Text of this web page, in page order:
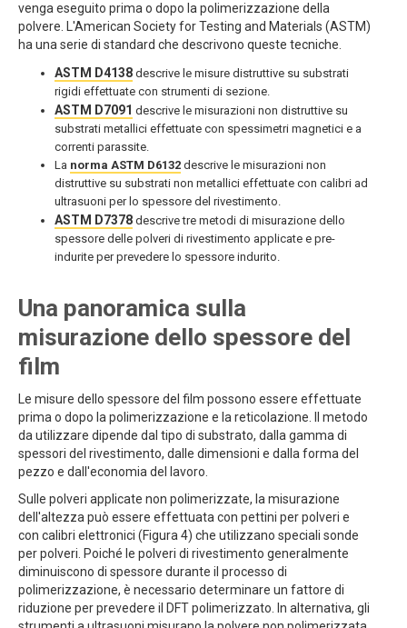
venga eseguito prima o dopo la polimerizzazione della
polvere. L'American Society for Testing and Materials (ASTM)
ha una serie di standard che descrivono queste tecniche.
ASTM D4138 descrive le misure distruttive su substrati
rigidi effettuate con strumenti di sezione.
ASTM D7091 descrive le misurazioni non distruttive su
substrati metallici effettuate con spessimetri magnetici e a
correnti parassite.
La norma ASTM D6132 descrive le misurazioni non
distruttive su substrati non metallici effettuate con calibri ad
ultrasuoni per lo spessore del rivestimento.
ASTM D7378 descrive tre metodi di misurazione dello
spessore delle polveri di rivestimento applicate e pre-
indurite per prevedere lo spessore indurito.
Una panoramica sulla
misurazione dello spessore del
film
Le misure dello spessore del film possono essere effettuate
prima o dopo la polimerizzazione e la reticolazione. Il metodo
da utilizzare dipende dal tipo di substrato, dalla gamma di
spessori del rivestimento, dalle dimensioni e dalla forma del
pezzo e dall'economia del lavoro.
Sulle polveri applicate non polimerizzate, la misurazione
dell'altezza può essere effettuata con pettini per polveri e
con calibri elettronici (Figura 4) che utilizzano speciali sonde
per polveri. Poiché le polveri di rivestimento generalmente
diminuiscono di spessore durante il processo di
polimerizzazione, è necessario determinare un fattore di
riduzione per prevedere il DFT polimerizzato. In alternativa, gli